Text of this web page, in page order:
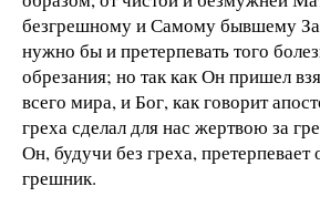
безгрешному и Самому бывшему
нужно бы и претерпевать того
обрезания; но так как Он пришел
всего мира, и Бог, как говорит
греха сделал для нас жертвою за
Он, будучи без греха, претерпевает
грешник.